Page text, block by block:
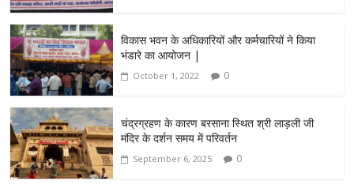
विकास भवन के अधिकारियों और कर्मचारियों ने किया
भंडारे का आयोजन |
October 1, 2022 0
चंद्रग्रहण के कारण बरसाना स्थित श्री लाड़ली जी
मंदिर के दर्शन समय में परिवर्तन
September 6, 2025 0